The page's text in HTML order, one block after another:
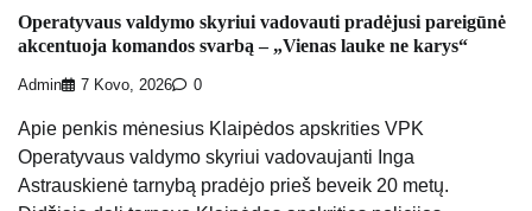
Operatyvaus valdymo skyriui vadovauti pradėjusi pareigūnė
akcentuoja komandos svarbą – „Vienas lauke ne karys“
Admin 7 Kovo, 2026 0
Apie penkis mėnesius Klaipėdos apskrities VPK
Operatyvaus valdymo skyriui vadovaujanti Inga
Astrauskienė tarnybą pradėjo prieš beveik 20 metų.